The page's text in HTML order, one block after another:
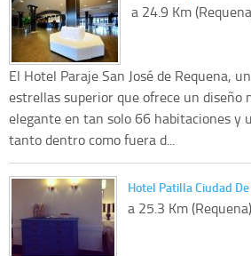
a 24.9 Km
El Hotel Paraje San José de Requena,
estrellas superior que ofrece un diseño
elegante en tan solo 66 habitaciones y
tanto dentro como fuera d...
Hotel Patilla Ciudad
a 25.3 Km (Requena)